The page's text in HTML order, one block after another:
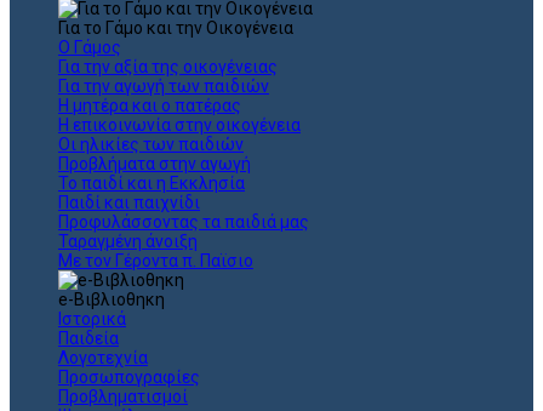
Για το Γάμο και την Οικογένεια
Ο Γάμος
Για την αξία της οικογένειας
Για την αγωγή των παιδιών
Η μητέρα και ο πατέρας
Η επικοινωνία στην οικογένεια
Οι ηλικίες των παιδιών
Προβλήματα στην αγωγή
Το παιδί και η Εκκλησία
Παιδί και παιχνίδι
Προφυλάσσοντας τα παιδιά μας
Ταραγμένη άνοιξη
Με τον Γέροντα π. Παϊσιο
e-Βιβλιοθηκη
Ιστορικά
Παιδεία
Λογοτεχνία
Προσωπογραφίες
Προβληματισμοί